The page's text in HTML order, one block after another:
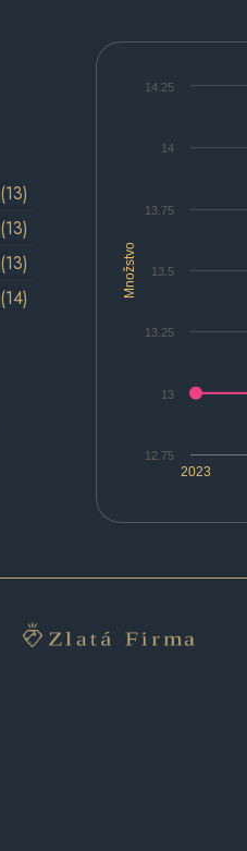
Množstvo
2023
12.75
13
13.25
13.5
13.75
14
14.25
(13)
(13)
(13)
(14)